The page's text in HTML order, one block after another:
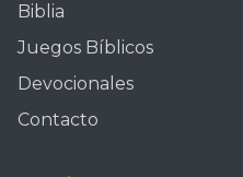
Biblia
Juegos Bíblicos
Devocionales
Contacto